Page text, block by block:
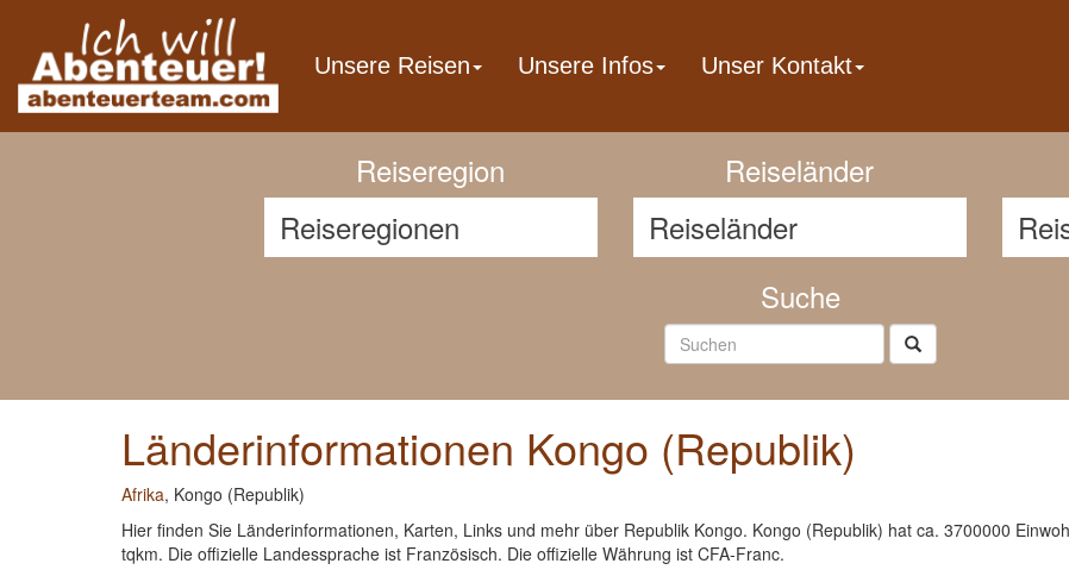
Previous
Reiseregion Reiseländer
Suche
Länderinformationen Kongo (Republik)
Afrika, Kongo (Republik)
Hier finden Sie Länderinformationen, Karten, Links und mehr über Republik Kongo. Kongo (Republik) hat ca. 3700000
tqkm. Die offizielle Landessprache ist Französisch. Die offizielle Währung ist CFA-Franc.
Unsere Reisen Unsere Infos Unser Kontakt